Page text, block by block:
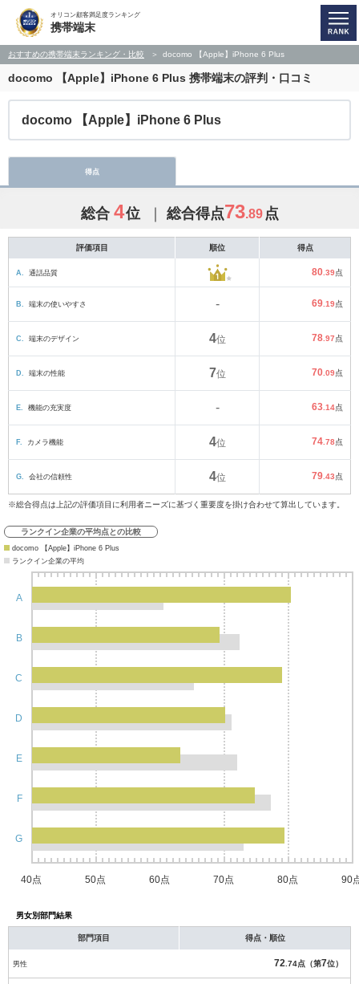
オリコン顧客満足度ランキング
携帯端末
おすすめの携帯端末ランキング・比較 docomo 【Apple】iPhone 6 Plus
docomo 【Apple】iPhone 6 Plus 携帯端末の評判・口コミ
docomo 【Apple】iPhone 6 Plus
得点
総合 4位 総合得点73.89 点
評価項目 順位 得点
A. 通話品質 80 .39点
B. 端末の使いやすさ - 69 .19点
C. 端末のデザイン 4位 78 .97点
D. 端末の性能 7位 70 .09点
E. 機能の充実度 - 63 .14点
F. カメラ機能 4位 74 .78点
G. 会社の信頼性 4位 79 .43点
※総合得点は上記の評価項目に利用者ニーズに基づく重要度を掛け合わせて算出しています。
ランクイン企業の平均点との比較
docomo 【Apple】iPhone 6 Plus
ランクイン企業の平均
A
B
C
D
E
F
G
40点 50点 60点 70点 80点 90
男女別部門結果
部門項目 得点・順位
男性 72 .74点（第7位）